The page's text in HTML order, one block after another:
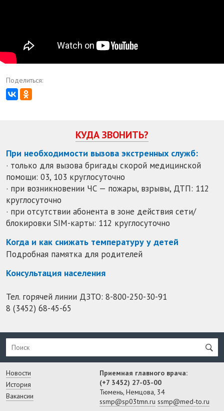
Поделиться:
КУДА ЗВОНИТЬ?
При необходимости вызова экстренных служб:
· только для вызова бригады скорой медицинской
помощи: 03, 103 круглосуточно
· при возникновении ЧС — пожары, взрывы, ДТП: 112
круглосуточно
· при отсутствии абонента в зоне действия сети/
блокировки SIM-карты: 112 круглосуточно
Когда и как снижать температуру у детей
Подробная памятка для родителей
Консультация населения
Тел. горячей линии ДЗТО: 8-800-250-30-91
8 (3452) 68-45-65
Новости
История
Вакансии
Приемная главного врача:
(+7 3452) 27-03-00
Тюмень, Немцова, 34
ssmp@sp03tmn.ru ssmp@med-to.ru